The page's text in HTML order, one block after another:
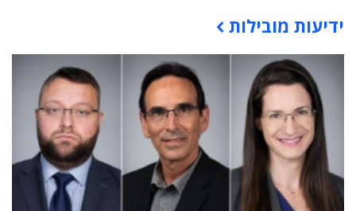
תוכן פרסומי
ידיעות מובילות